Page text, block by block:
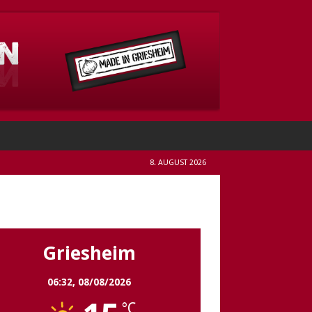
8. AUGUST 2026
Griesheim
06:32, 08/08/2026
°C